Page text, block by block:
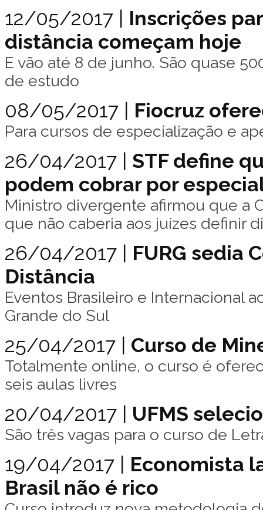
12/05/2017 | Inscrições
distância começam hoje
E vão até 8 de junho. São quase
de estudo
08/05/2017 | Fiocruz
Para cursos de especialização e
26/04/2017 | STF define
podem cobrar por
Ministro divergente afirmou que a
que não caberia aos juízes definir
26/04/2017 | FURG sedia
Distância
Eventos Brasileiro e Internacional
Grande do Sul
25/04/2017 | Curso de
Totalmente online, o curso é
seis aulas livres
20/04/2017 | UFMS
São três vagas para o curso de
19/04/2017 | Economista
Brasil não é rico